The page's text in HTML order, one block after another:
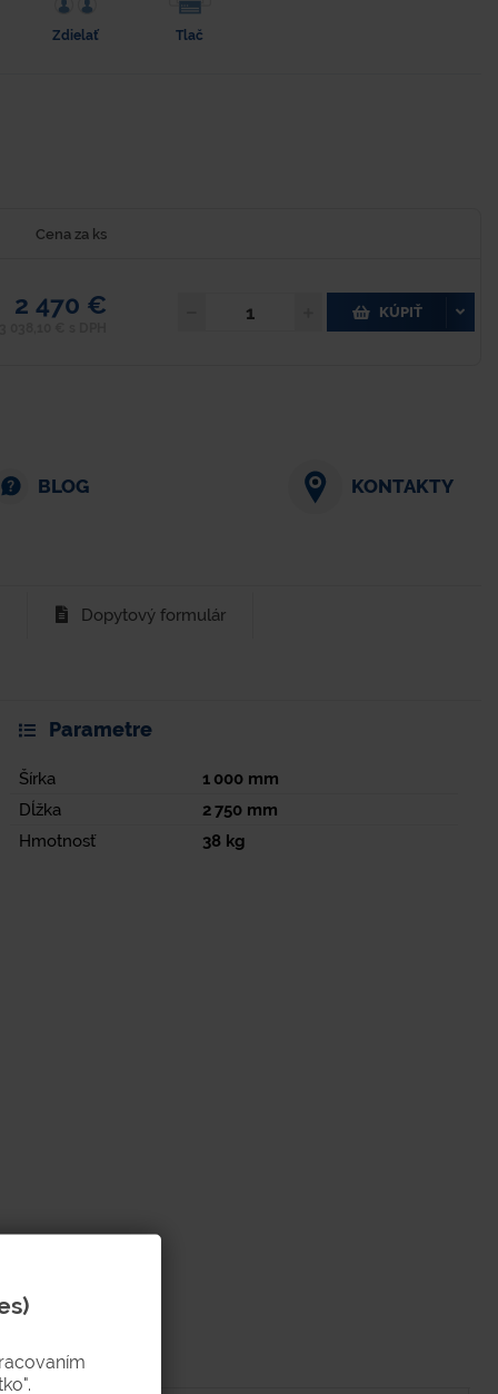
Zdielať Tlač
Cena za ks
2 470 € KÚPIŤ
BLOG KONTAKTY
Dopytový formulár
Parametre
Šírka 1 000 mm
Dĺžka
2 750 mm
Hmotnosť
38 kg